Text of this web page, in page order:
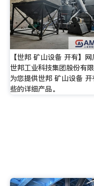
【世邦 矿山设备 开有】
世邦工业科技集团股份有
为您提供世邦 矿山设备 开
些的详细产品。